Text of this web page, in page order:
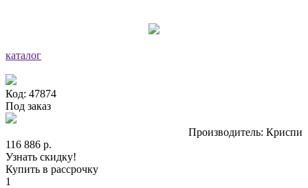
каталог
Код: 47874
Под заказ
Производитель: Криспи
116 886 р.
Узнать скидку!
Купить в рассрочку
1